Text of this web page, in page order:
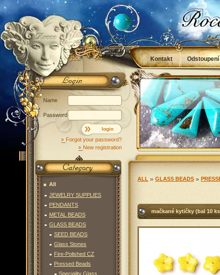
ALL GLASS BEADS
mačkané kytičky (bal 10
All
JEWELRY SUPPLIES
PENDANTS
METAL BEADS
GLASS BEADS
SEED BEADS
Glass Stones
Fire-Polished CZ
Pressed Beads
Speciality Glass
Kontakt
Obchodní podmínky
Name
Password
login
Forgot your password?
New registration